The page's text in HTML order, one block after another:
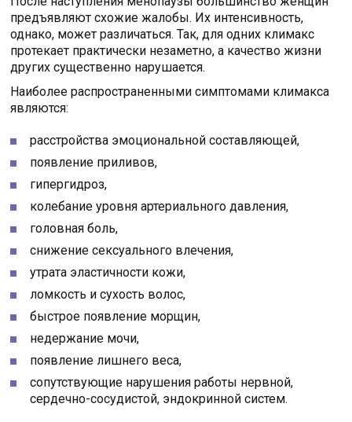
предъявляют схожие жалобы. Их интенсивность,
однако, может различаться. Так, для одних климакс
протекает практически незаметно, а качество жизни
других существенно нарушается.
Наиболее распространенными симптомами климакса
являются:
расстройства эмоциональной составляющей,
появление приливов,
гипергидроз,
колебание уровня артериального давления,
головная боль,
снижение сексуального влечения,
утрата эластичности кожи,
ломкость и сухость волос,
быстрое появление морщин,
недержание мочи,
появление лишнего веса,
сопутствующие нарушения работы нервной,
сердечно-сосудистой, эндокринной систем.